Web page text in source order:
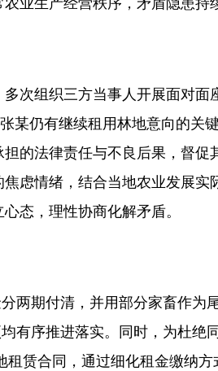
业生产经营秩序，矛盾隐患持
次组织三方当事人开展面对面
某仍有继续租用林地意向的关
的法律责任与不良后果，督促
虑情绪，结合当地农业发展实
态，理性协商化解矛盾。
两期付清，并用部分家畜作为
有序推进落实。同时，为杜绝
赁合同，通过细化租金缴纳方